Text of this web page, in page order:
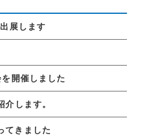
展します
開催しました
します。
てきました